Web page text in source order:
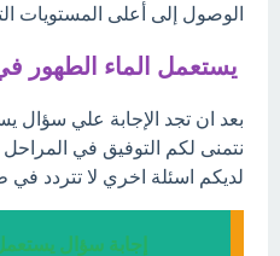
الوصول إلى أعلى المستويات
يستعمل الماء الطهور
بعد ان تجد الإجابة علي سؤال
نتمنى لكم التوفيق في
لديكم اسئلة اخري لا تتردد
إجابة سؤال